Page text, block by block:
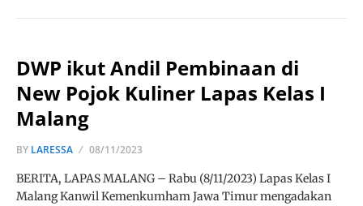
DWP ikut Andil Pembinaan di
New Pojok Kuliner Lapas Kelas I
Malang
BY LARESSA 08/11/2023
BERITA, LAPAS MALANG – Rabu (8/11/2023) Lapas Kelas I
Malang Kanwil Kemenkumham Jawa Timur mengadakan